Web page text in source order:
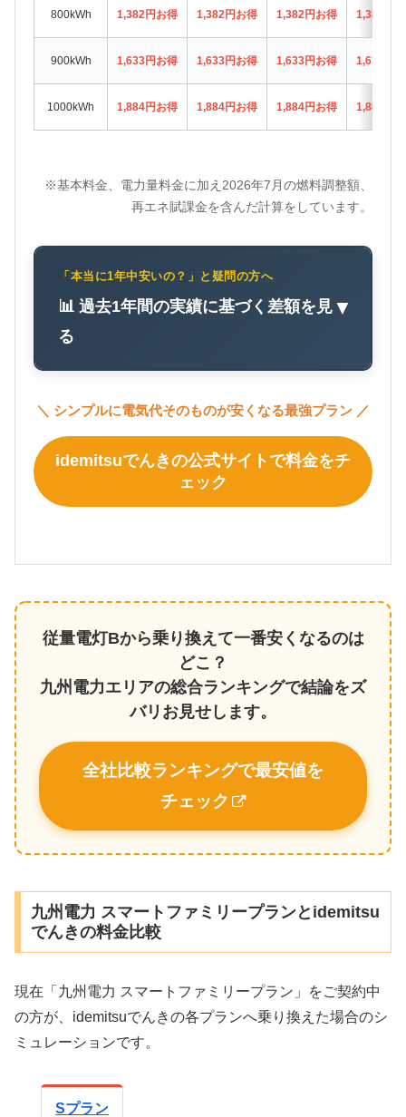
800kWh 1,382円お得 1,382円お得 1,382円お得 1,382円
900kWh 1,633円お得 1,633円お得 1,633円お得 1,633円
1000kWh 1,884円お得 1,884円お得 1,884円お得 1,884円
※基本料金、電力量料金に加え2026年7月の燃料調整額、
再エネ賦課金を含んだ計算をしています。
「本当に1年中安いの？」と疑問の方へ
📊 過去1年間の実績に基づく差額を見
る
▼
＼ シンプルに電気代そのものが安くなる最強プラン ／
idemitsuでんきの公式サイトで料金をチ
ェック
従量電灯Bから乗り換えて一番安くなるのは
どこ？
九州電力エリアの総合ランキングで結論をズ
バリお見せします。
全社比較ランキングで最安値を
チェック
九州電力 スマートファミリープランとidemitsu
でんきの料金比較
現在「九州電力 スマートファミリープラン」をご契約中
の方が、idemitsuでんきの各プランへ乗り換えた場合のシ
ミュレーションです。
Sプラン